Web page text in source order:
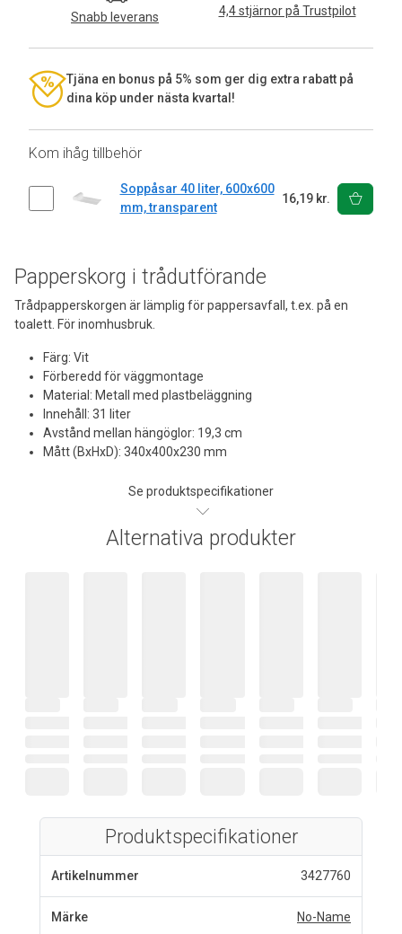
Papperskorg i trådutförande
Trådpapperskorgen är lämplig för pappersavfall, t.ex. på en
toalett. För inomhusbruk.
Färg: Vit
Förberedd för väggmontage
Material: Metall med plastbeläggning
Innehåll: 31 liter
Avstånd mellan hängöglor: 19,3 cm
Mått (BxHxD): 340x400x230 mm
Se produktspecifikationer
Snabb leverans 4,4 stjärnor på Trustpilot
Tjäna en bonus på 5% som ger dig extra rabatt på
dina köp under nästa kvartal!
Kom ihåg tillbehör
Soppåsar 40 liter, 600x600
mm, transparent
16,19 kr.
Alternativa produkter
Produktspecifikationer
Artikelnummer 3427760
Märke No-Name